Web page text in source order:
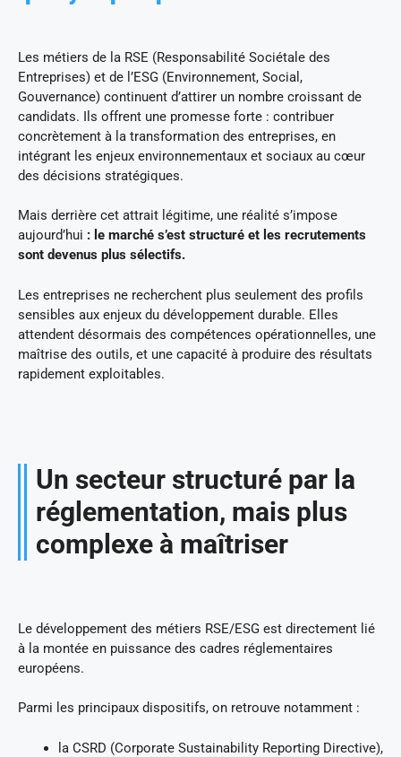
Les métiers de la RSE (Responsabilité Sociétale des
Entreprises) et de l’ESG (Environnement, Social,
Gouvernance) continuent d’attirer un nombre croissant de
candidats. Ils offrent une promesse forte : contribuer
concrètement à la transformation des entreprises, en
intégrant les enjeux environnementaux et sociaux au cœur
des décisions stratégiques.
Mais derrière cet attrait légitime, une réalité s’impose
aujourd’hui : le marché s’est structuré et les recrutements
sont devenus plus sélectifs.
Les entreprises ne recherchent plus seulement des profils
sensibles aux enjeux du développement durable. Elles
attendent désormais des compétences opérationnelles, une
maîtrise des outils, et une capacité à produire des résultats
rapidement exploitables.
Un secteur structuré par la
réglementation, mais plus
complexe à maîtriser
Le développement des métiers RSE/ESG est directement lié
à la montée en puissance des cadres réglementaires
européens.
Parmi les principaux dispositifs, on retrouve notamment :
la CSRD (Corporate Sustainability Reporting Directive),